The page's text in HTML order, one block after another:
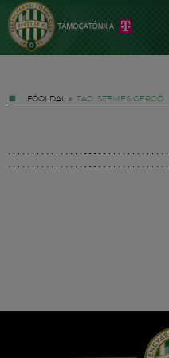
FŐOLDAL » TAG: SZEMES GERGŐ
Hírek